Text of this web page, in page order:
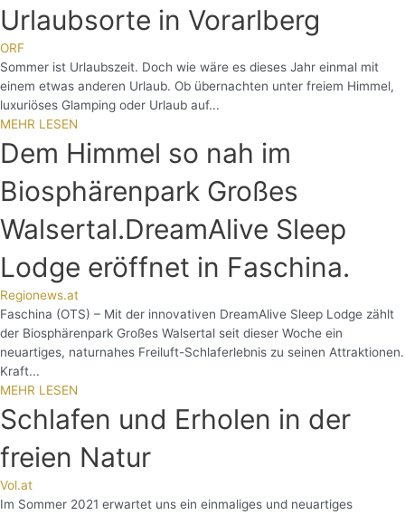
Urlaubsorte in Vorarlberg
ORF
Sommer ist Urlaubszeit. Doch wie wäre es dieses Jahr einmal mit
einem etwas anderen Urlaub. Ob übernachten unter freiem Himmel,
luxuriöses Glamping oder Urlaub auf...
MEHR LESEN
Dem Himmel so nah im
Biosphärenpark Großes
Walsertal.DreamAlive Sleep
Lodge eröffnet in Faschina.
Regionews.at
Faschina (OTS) – Mit der innovativen DreamAlive Sleep Lodge zählt
der Biosphärenpark Großes Walsertal seit dieser Woche ein
neuartiges, naturnahes Freiluft-Schlaferlebnis zu seinen Attraktionen.
Kraft...
MEHR LESEN
Schlafen und Erholen in der
freien Natur
Vol.at
Im Sommer 2021 erwartet uns ein einmaliges und neuartiges